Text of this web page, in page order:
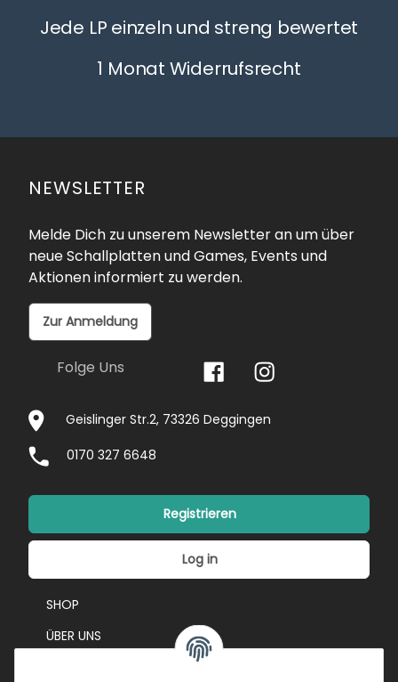
Jede LP einzeln und streng bewertet
1 Monat Widerrufsrecht
NEWSLETTER
Melde Dich zu unserem Newsletter an um über
neue Schallplatten und Games, Events und
Aktionen informiert zu werden.
Zur Anmeldung
Folge Uns
Geislinger Str.2, 73326 Deggingen
0170 327 6648
Registrieren
Log in
SHOP
ÜBER UNS